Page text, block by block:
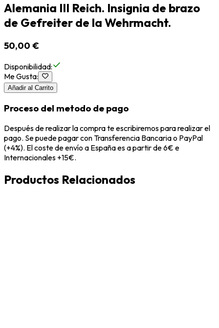
Alemania III Reich. Insignia de brazo
de Gefreiter de la Wehrmacht.
50,00 €
Disponibilidad:
Me Gusta:
Añadir al Carrito
Proceso del metodo de pago
Después de realizar la compra te escribiremos para realizar el
pago. Se puede pagar con Transferencia Bancaria o PayPal
(+4%). El coste de envío a España es a partir de 6€ e
Internacionales +15€.
Productos Relacionados